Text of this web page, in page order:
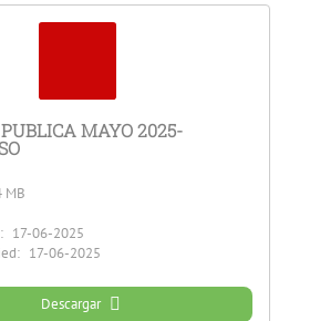
MAYO 2025-
MB
17-06-2025
17-06-2025
Descargar